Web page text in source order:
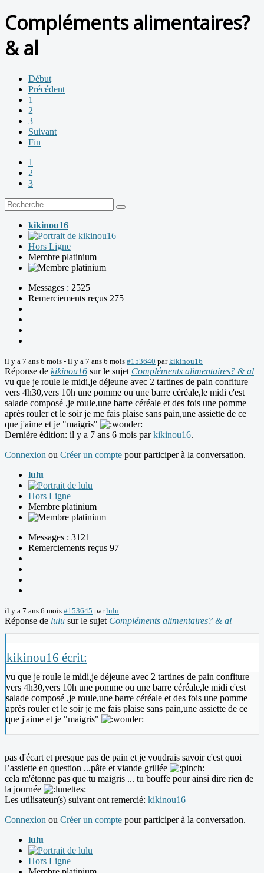
Compléments alimentaires?
& al
Début
Précédent
1
2
3
Suivant
Fin
1
2
3
kikinou16
Hors Ligne
Membre platinium
Messages : 2525
Remerciements reçus 275
il y a 7 ans 6 mois - il y a 7 ans 6 mois #153640 parkikinou16
Réponse de kikinou16 sur le sujet Compléments alimentaires? & al
vu que je roule le midi,je déjeune avec 2 tartines de pain confiture
vers 4h30,vers 10h une pomme ou une barre céréale,le midi c'est
salade composé ,je roule,une barre céréale et des fois une pomme
après rouler et le soir je me fais plaise sans pain,une assiette de ce
que j'aime et je "maigris"
Dernière édition: il y a 7 ans 6 mois parkikinou16.
Connexion ou Créer un compte pour participer à la conversation.
lulu
Hors Ligne
Membre platinium
Messages : 3121
Remerciements reçus 97
il y a 7 ans 6 mois #153645 parlulu
Réponse de lulu sur le sujet Compléments alimentaires? & al
kikinou16 écrit:
vu que je roule le midi,je déjeune avec 2 tartines de pain confiture
vers 4h30,vers 10h une pomme ou une barre céréale,le midi c'est
salade composé ,je roule,une barre céréale et des fois une pomme
après rouler et le soir je me fais plaise sans pain,une assiette de ce
que j'aime et je "maigris"
pas d'écart et presque pas de pain et je voudrais savoir c'est quoi
l’assiette en question ...pâte et viande grillée
cela m'étonne pas que tu maigris ... tu bouffe pour ainsi dire rien de
la journée
Les utilisateur(s) suivant ont remercié: kikinou16
Connexion ou Créer un compte pour participer à la conversation.
lulu
Hors Ligne